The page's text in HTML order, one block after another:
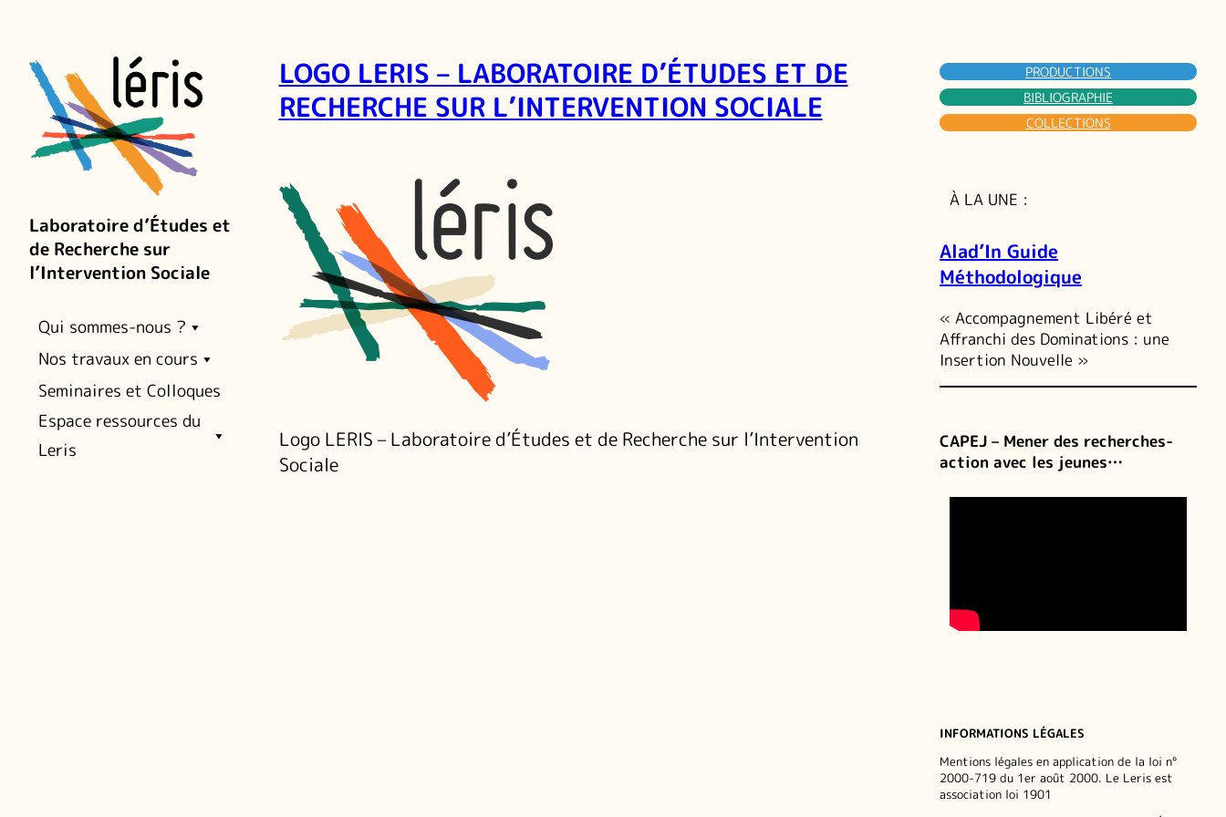
Laboratoire d’Études et
de Recherche sur
l’Intervention Sociale
Qui sommes-nous ?
Nos travaux en cours
Seminaires et Colloques
Espace ressources du
Leris
LOGO LERIS – LABORATOIRE D’ÉTUDES ET DE
RECHERCHE SUR L’INTERVENTION SOCIALE
Logo LERIS – Laboratoire d’Études et de Recherche sur l’Intervention
Sociale
PRODUCTIONS
BIBLIOGRAPHIE
COLLECTIONS
À LA UNE :
Alad’In Guide
Méthodologique
« Accompagnement Libéré et
Affranchi des Dominations : une
Insertion Nouvelle »
CAPEJ – Mener des recherches-
action avec les jeunes…
INFORMATIONS LÉGALES
Mentions légales en application de la loi n°
2000-719 du 1er août 2000. Le Leris est
association loi 1901